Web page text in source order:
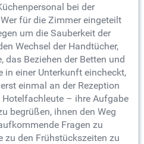
bei der
für die Zimmer eingeteilt
um die Sauberkeit der
Wechsel der Handtücher,
das Beziehen der Betten und
in einer Unterkunft eincheckt,
einmal an der Rezeption
Hotelfachleute – ihre Aufgabe
begrüßen, ihnen den Weg
Fragen zu
zu den Frühstückszeiten zu